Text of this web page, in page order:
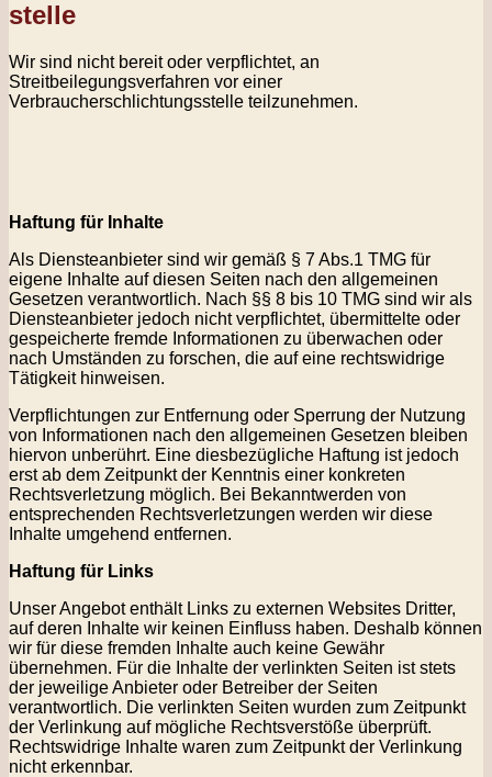
stelle
Wir sind nicht bereit oder verpflichtet, an
Streitbeilegungsverfahren vor einer
Verbraucherschlichtungsstelle teilzunehmen.
Haftung für Inhalte
Als Diensteanbieter sind wir gemäß § 7 Abs.1 TMG für
eigene Inhalte auf diesen Seiten nach den allgemeinen
Gesetzen verantwortlich. Nach §§ 8 bis 10 TMG sind wir als
Diensteanbieter jedoch nicht verpflichtet, übermittelte oder
gespeicherte fremde Informationen zu überwachen oder
nach Umständen zu forschen, die auf eine rechtswidrige
Tätigkeit hinweisen.
Verpflichtungen zur Entfernung oder Sperrung der Nutzung
von Informationen nach den allgemeinen Gesetzen bleiben
hiervon unberührt. Eine diesbezügliche Haftung ist jedoch
erst ab dem Zeitpunkt der Kenntnis einer konkreten
Rechtsverletzung möglich. Bei Bekanntwerden von
entsprechenden Rechtsverletzungen werden wir diese
Inhalte umgehend entfernen.
Haftung für Links
Unser Angebot enthält Links zu externen Websites Dritter,
auf deren Inhalte wir keinen Einfluss haben. Deshalb können
wir für diese fremden Inhalte auch keine Gewähr
übernehmen. Für die Inhalte der verlinkten Seiten ist stets
der jeweilige Anbieter oder Betreiber der Seiten
verantwortlich. Die verlinkten Seiten wurden zum Zeitpunkt
der Verlinkung auf mögliche Rechtsverstöße überprüft.
Rechtswidrige Inhalte waren zum Zeitpunkt der Verlinkung
nicht erkennbar.